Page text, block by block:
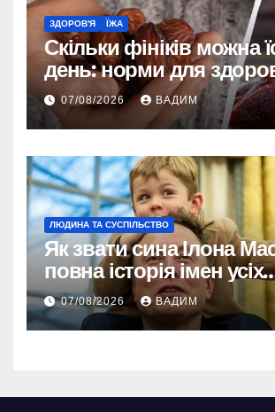
ЗДОРОВ'Я ЇЖА
Скільки фініків можна
день: норми для
енергії
07/08/2026 ВАДИМ
ЛЮДИНА ТА СУСПІЛЬСТВО
Як звати сина Ілона
повна історія імен усіх
хлопчиків мільярдера
07/08/2026 ВАДИМ